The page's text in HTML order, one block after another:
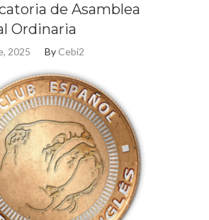
de Asamblea
Ordinaria
2025 ByCebi2